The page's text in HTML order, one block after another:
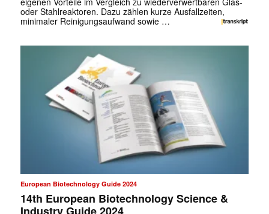
oder Stahlreaktoren. Dazu zählen kurze Ausfallzeiten,
minimaler Reinigungsaufwand sowie …
European Biotechnology Guide 2024
14th European Biotechnology Science &